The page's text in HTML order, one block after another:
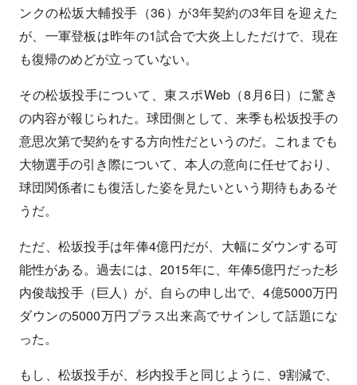
ンクの松坂大輔投手（36）が3年契約の3年目を迎えた
が、一軍登板は昨年の1試合で大炎上しただけで、現在
も復帰のめどが立っていない。
その松坂投手について、東スポWeb（8月6日）に驚き
の内容が報じられた。球団側として、来季も松坂投手の
意思次第で契約をする方向性だというのだ。これまでも
大物選手の引き際について、本人の意向に任せており、
球団関係者にも復活した姿を見たいという期待もあるそ
うだ。
ただ、松坂投手は年俸4億円だが、大幅にダウンする可
能性がある。過去には、2015年に、年俸5億円だった杉
内俊哉投手（巨人）が、自らの申し出で、4億5000万円
ダウンの5000万円プラス出来高でサインして話題にな
った。
もし、松坂投手が、杉内投手と同じように、9割減で、